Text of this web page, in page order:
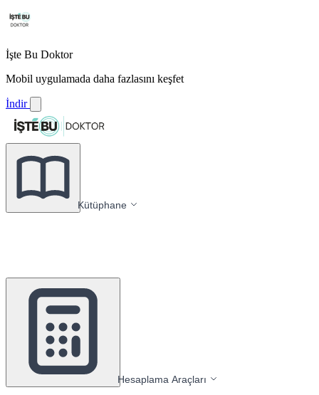
İşte Bu Doktor
Mobil uygulamada daha fazlasını keşfet
İndir
Kütüphane
Hesaplama Araçları